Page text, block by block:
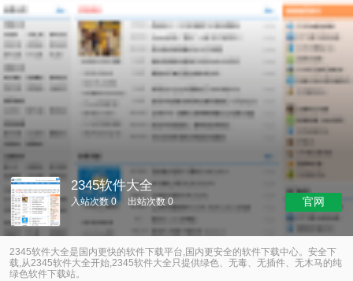
2345软件大全
入站次数 0 出站次数 0 官网
2345软件大全是国内更快的软件下载平台,国内更安全的软件下载中心。安全下
载,从2345软件大全开始,2345软件大全只提供绿色、无毒、无插件、无木马的纯
绿色软件下载站。